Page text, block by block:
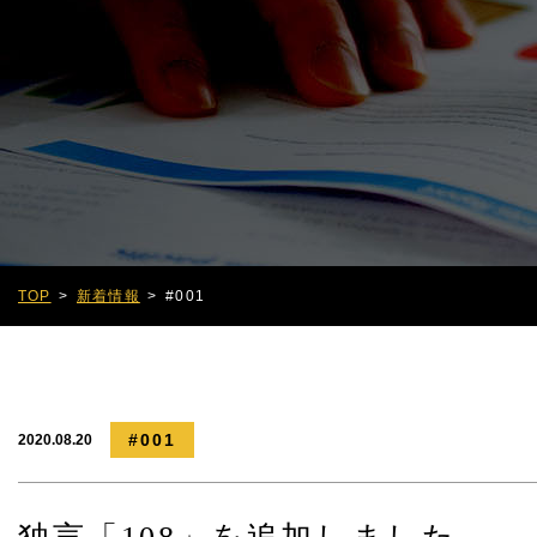
TOP 新着情報 #001
2020.08.20 #001